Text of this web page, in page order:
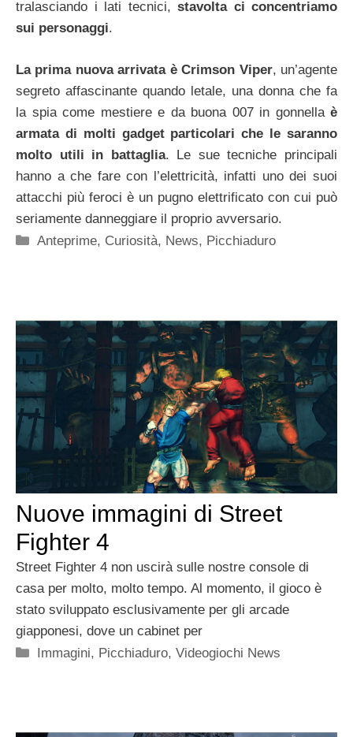
tralasciando i lati tecnici, stavolta ci concentriamo
sui personaggi.
La prima nuova arrivata è Crimson Viper, un’agente
segreto affascinante quando letale, una donna che fa
la spia come mestiere e da buona 007 in gonnella è
armata di molti gadget particolari che le saranno
molto utili in battaglia. Le sue tecniche principali
hanno a che fare con l’elettricità, infatti uno dei suoi
attacchi più feroci è un pugno elettrificato con cui può
seriamente danneggiare il proprio avversario.
Categorie
Anteprime, Curiosità, News, Picchiaduro
Nuove immagini di Street
Fighter 4
Street Fighter 4 non uscirà sulle nostre console di
casa per molto, molto tempo. Al momento, il gioco è
stato sviluppato esclusivamente per gli arcade
giapponesi, dove un cabinet per
Categorie
Immagini, Picchiaduro,Videogiochi News